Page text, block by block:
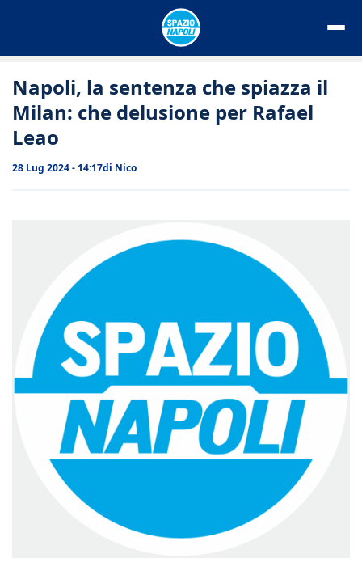
Napoli, la sentenza che spiazza il
Milan: che delusione per Rafael
Leao
28 Lug 2024 - 14:17di Nico